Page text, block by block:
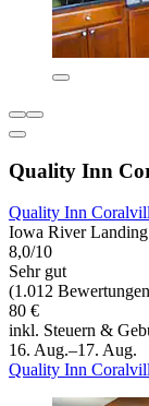
Quality Inn
Quality Inn
Iowa River Landing
8,0/10
Sehr gut
(1.012
80 €
inkl. Steuern &
16. Aug.–17. Aug.
Quality Inn